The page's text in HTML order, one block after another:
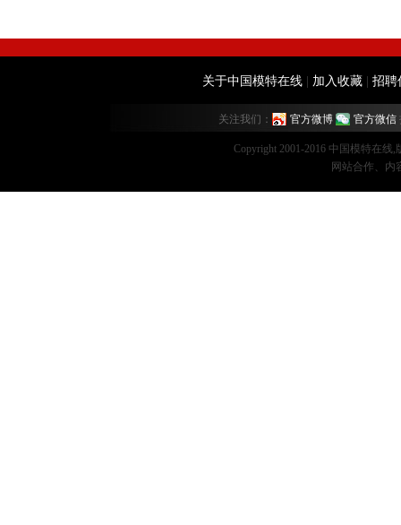
关于中国模特在线 加入收藏 招聘
关注我们： 官方微博 官方微信
Copyright 2001-2016 中国模特在线
网站合作、内